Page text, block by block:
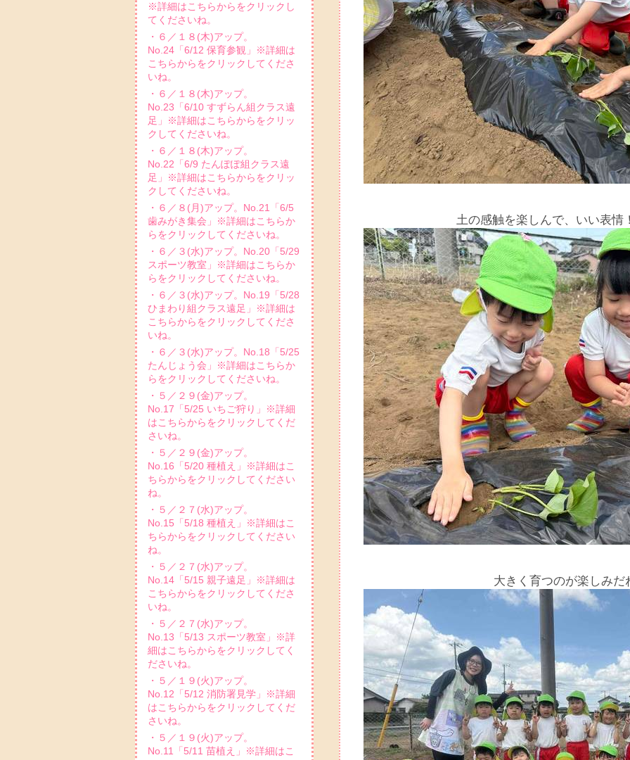
※詳細はこちらからをクリックし
てくださいね。
・６／１８(木)アップ。
No.24「6/12 保育参観」※詳細は
こちらからをクリックしてくださ
いね。
・６／１８(木)アップ。
No.23「6/10 すずらん組クラス遠
足」※詳細はこちらからをクリッ
クしてくださいね。
・６／１８(木)アップ。
No.22「6/9 たんぽぽ組クラス遠
足」※詳細はこちらからをクリッ
クしてくださいね。
・６／８(月)アップ。No.21「6/5
歯みがき集会」※詳細はこちらか
らをクリックしてくださいね。
・６／３(水)アップ。No.20「5/29
スポーツ教室」※詳細はこちらか
らをクリックしてくださいね。
・６／３(水)アップ。No.19「5/28
ひまわり組クラス遠足」※詳細は
こちらからをクリックしてくださ
いね。
・６／３(水)アップ。No.18「5/25
たんじょう会」※詳細はこちらか
らをクリックしてくださいね。
・５／２９(金)アップ。
No.17「5/25 いちご狩り」※詳細
はこちらからをクリックしてくだ
さいね。
・５／２９(金)アップ。
No.16「5/20 種植え」※詳細はこ
ちらからをクリックしてください
ね。
・５／２７(水)アップ。
No.15「5/18 種植え」※詳細はこ
ちらからをクリックしてください
ね。
・５／２７(水)アップ。
No.14「5/15 親子遠足」※詳細は
こちらからをクリックしてくださ
いね。
・５／２７(水)アップ。
No.13「5/13 スポーツ教室」※詳
細はこちらからをクリックしてく
ださいね。
・５／１９(火)アップ。
No.12「5/12 消防署見学」※詳細
はこちらからをクリックしてくだ
さいね。
・５／１９(火)アップ。
No.11「5/11 苗植え」※詳細はこ
土の感触を楽しんで、いい表情
大きく育つのが楽しみだ